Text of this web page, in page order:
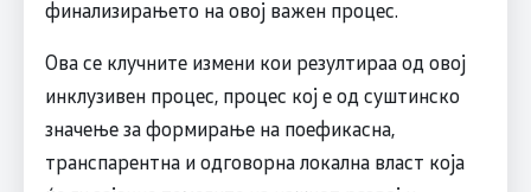
финализирањето на овој важен процес.
Ова се клучните измени кои резултираа од овој
инклузивен процес, процес кој е од суштинско
значење за формирање на поефикасна,
транспарентна и одговорна локална власт која